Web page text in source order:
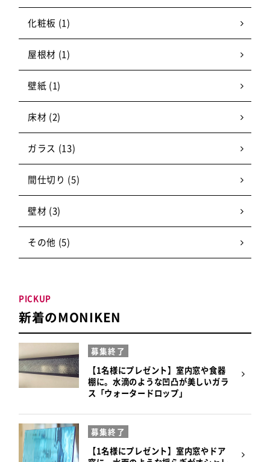
化粧板 (1)
屋根材 (1)
壁紙 (1)
床材 (2)
ガラス (13)
間仕切り (5)
壁材 (3)
その他 (5)
新着のMONIKEN
PICKUP
【1名様にプレゼント】室内窓や食器
棚に。水滴のような凹凸が美しいガラ
ス「ウォータードロップ」
募集終了
【1名様にプレゼント】室内窓やドア
募集終了